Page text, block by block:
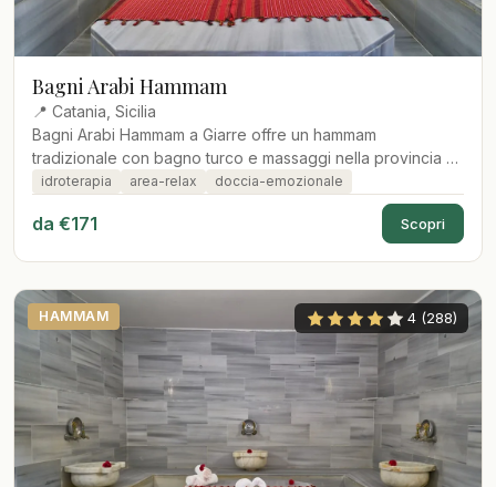
Bagni Arabi Hammam
📍 Catania, Sicilia
Bagni Arabi Hammam a Giarre offre un hammam
tradizionale con bagno turco e massaggi nella provincia di
Catania.
idroterapia area-relax doccia-emozionale
da €171 Scopri
HAMMAM 4 (288)